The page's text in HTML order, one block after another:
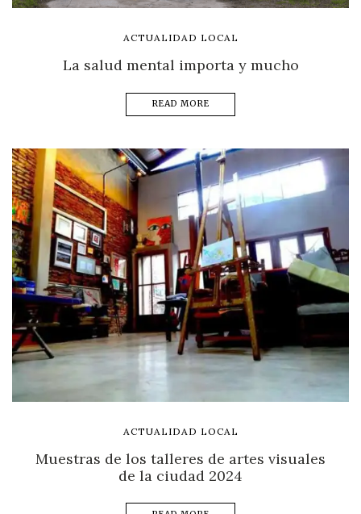
ACTUALIDAD LOCAL
La salud mental importa y mucho
READ MORE
ACTUALIDAD LOCAL
Muestras de los talleres de artes visuales
de la ciudad 2024